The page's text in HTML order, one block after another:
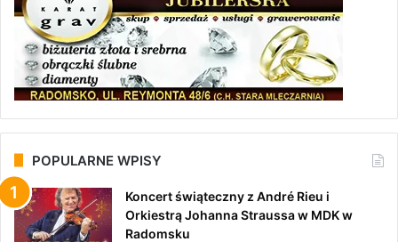
POPULARNE WPISY
Koncert świąteczny z André Rieu i
Orkiestrą Johanna Straussa w MDK w
Radomsku